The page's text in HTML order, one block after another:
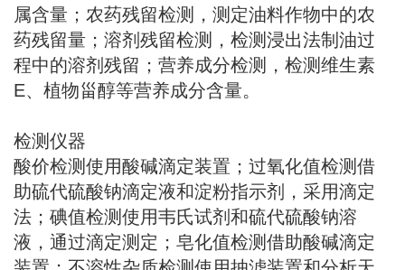
属含量；农药残留检测，测定油料作物中的农
药残留量；溶剂残留检测，检测浸出法制油过
程中的溶剂残留；营养成分检测，检测维生素
E、植物甾醇等营养成分含量。
检测仪器
酸价检测使用酸碱滴定装置；过氧化值检测借
助硫代硫酸钠滴定液和淀粉指示剂，采用滴定
法；碘值检测使用韦氏试剂和硫代硫酸钠溶
液，通过滴定测定；皂化值检测借助酸碱滴定